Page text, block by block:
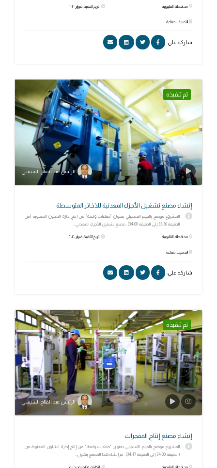
محافظة: القليوبية
التصنيف: صناعة
تاريخ التنفيذ: فبراير ٢٠٢٠
شاركه علي:
تم تنفيذه
الرئيس عبد الفتاح السيسي
إنشاء مصنع تشغيل الأجزاء المعدنية للذخائر المتوسطة
المشروع موضح بالفيلم التسجيلي بعنوان "صناعات واعدة" من إنتاج إدارة الشئون المعنوية (من
الدقيقة 33:36 إلى الدقيقة 34:00). مصنع تشغيل الأجزاء المعدني...
محافظة: القليوبية
التصنيف: صناعة
تاريخ التنفيذ: فبراير ٢٠٢٠
شاركه علي:
تم تنفيذه
الرئيس عبد الفتاح السيسي
إنشاء مصنع إنتاج المفجرات
المشروع موضح بالفيلم التسجيلي بعنوان "صناعات واعدة" من إنتاج إدارة الشئون المعنوية من
(الدقيقة 34:00 إلى الدقيقة 34:17). تم إنشاء هذا المصنع بتكنول...